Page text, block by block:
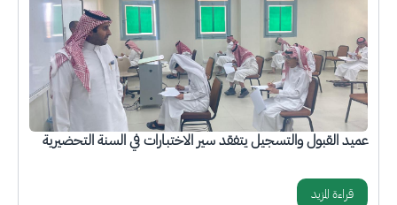
عميد القبول والتسجيل يتفقد سير الاختبارات في السنة التحضيرية
قراءة المزيد